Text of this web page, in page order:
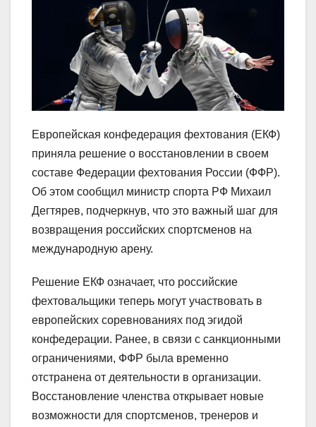
Европейская конфедерация фехтования (ЕКФ)
приняла решение о восстановлении в своем
составе Федерации фехтования России (ФФР).
Об этом сообщил министр спорта РФ Михаил
Дегтярев, подчеркнув, что это важный шаг для
возвращения российских спортсменов на
международную арену.
Решение ЕКФ означает, что российские
фехтовальщики теперь могут участвовать в
европейских соревнованиях под эгидой
конфедерации. Ранее, в связи с санкционными
ограничениями, ФФР была временно
отстранена от деятельности в организации.
Восстановление членства открывает новые
возможности для спортсменов, тренеров и